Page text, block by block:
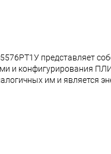
представляет
и конфигурирования
им и является